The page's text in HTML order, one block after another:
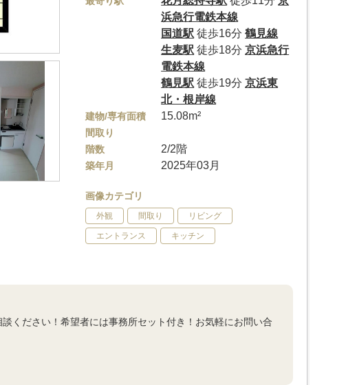
浜急行電鉄本線
国道駅 徒歩16分鶴見線
生麦駅 徒歩18分京浜急行
電鉄本線
鶴見駅 徒歩19分京浜東
北・根岸線
建物/専有面積 15.08m²
間取り
階数
2/2階
築年月 2025年03月
画像カテゴリ
外観 間取り リビング
エントランス キッチン
ください！希望者には事務所セット付き！お気軽にお問い合